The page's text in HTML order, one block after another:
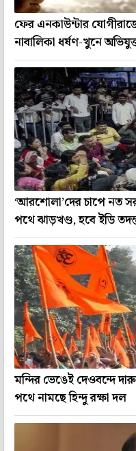
ফের এনকাউন্টার
নাবালিকা ধর্ষণ-খুনে
‘আরশোলা’দের চাপে নত
পথে ঝাড়খণ্ড, হবে ইডি
মন্দির ভেঙেই দেওবন্দে
পথে নামছে হিন্দু রক্ষা দল